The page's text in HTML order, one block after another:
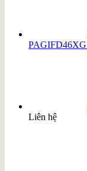
PAGIFD46XG
Liên hệ